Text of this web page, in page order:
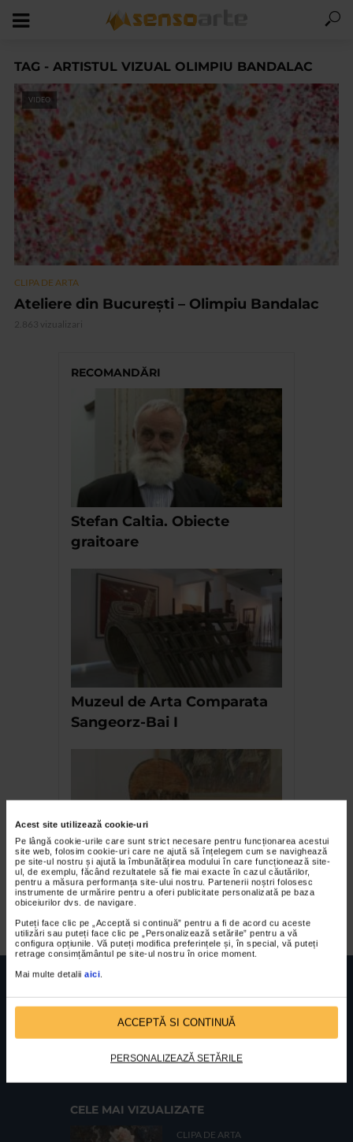
Acest site utilizează cookie-uri
Pe lângă cookie-urile care sunt strict necesare pentru funcționarea acestui
site web, folosim cookie-uri care ne ajută să înțelegem cum se navighează
pe site-ul nostru și ajută la îmbunătățirea modului în care funcționează site-
ul, de exemplu, făcând rezultatele să fie mai exacte în cazul căutărilor,
pentru a măsura performanța site-ului nostru. Partenerii noștri folosesc
instrumente de urmărire pentru a oferi publicitate personalizată pe baza
obiceiurilor dvs. de navigare.
Puteți face clic pe „Acceptă si continuă” pentru a fi de acord cu aceste
utilizări sau puteți face clic pe „Personalizează setările” pentru a vă
configura opțiunile. Vă puteți modifica preferințele și, în special, vă puteți
retrage consimțământul pe site-ul nostru în orice moment.
Mai multe detalii aici
ACCEPTĂ SI CONTINUĂ
PERSONALIZEAZĂ SETĂRILE
TAG - ARTISTUL VIZUAL OLIMPIU BANDALAC
VIDEO
CLIPA DE ARTA
Ateliere din București – Olimpiu Bandalac
2.863 vizualizari
RECOMANDĂRI
Stefan Caltia. Obiecte
graitoare
Muzeul de Arta Comparata
Sangeorz-Bai I
Vlad Dan Perianu – Semne si
profetii
FUNDATIA FILDAS ARTNr inreg registrul special: 4 PJ/ 29.01.2013
Sc. 4, Ap. 197, Sector 2
CELE MAI VIZUALIZATE
CLIPA DE ARTA